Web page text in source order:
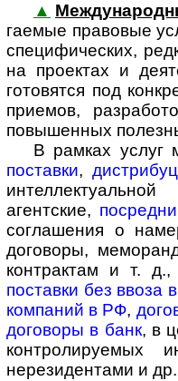
▲
га­е­мые пра­во­вые
специфических,
на проектах и
готовятся под
приемов,
повышенных
В рамках услуг
поставки,
агентские,
соглашения о
договоры,
контрактам и т.
поставки без ввоза
компаний в РФ,
договоры в банк, в
контролируемых
нерезидентами и др.